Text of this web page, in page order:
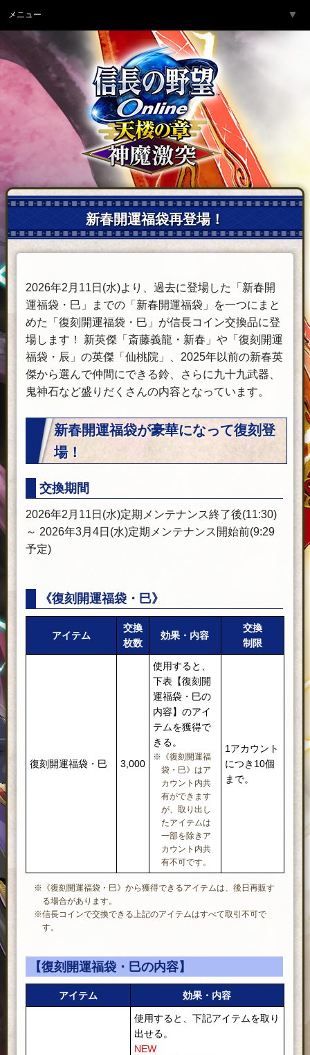
メニュー ▼
トップページ
ゲーム紹介
サービス
コミュニティ
ネットカフェ ▼
新春開運福袋再登場！
2026年2月11日(水)より、過去に登場した「新春開
運福袋・巳」までの「新春開運福袋」を一つにまと
めた「復刻開運福袋・巳」が信長コイン交換品に登
場します！ 新英傑「斎藤義龍・新春」や「復刻開運
福袋・辰」の英傑「仙桃院」、2025年以前の新春英
傑から選んで仲間にできる鈴、さらに九十九武器、
鬼神石など盛りだくさんの内容となっています。
新春開運福袋が豪華になって復刻登
場！
交換期間
2026年2月11日(水)定期メンテナンス終了後(11:30)
～ 2026年3月4日(水)定期メンテナンス開始前(9:29
予定)
《復刻開運福袋・巳》
アイテム
交換
枚数
効果・内容
交換
制限
復刻開運福袋・巳 3,000
使用すると、
下表【復刻開
運福袋・巳の
内容】のアイ
テムを獲得で
きる。
※《復刻開運福
袋・巳》はア
カウント内共
有ができます
が、取り出し
たアイテムは
一部を除きア
カウント内共
有不可です。
1アカウント
につき10個
まで。
※《復刻開運福袋・巳》から獲得できるアイテムは、後日再販す
る場合があります。
※信長コインで交換できる上記のアイテムはすべて取引不可で
す。
【復刻開運福袋・巳の内容】
アイテム 効果・内容
使用すると、下記アイテムを取り
出せる。
NEW